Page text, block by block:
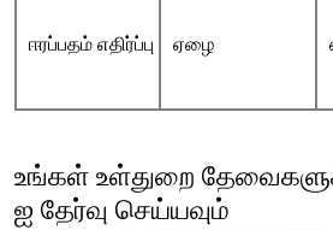
ஈரப்பதம் எதிர்ப்பு ஏழை
உங்கள் உள்துறை
ஐ தேர்வு செய்யவும்